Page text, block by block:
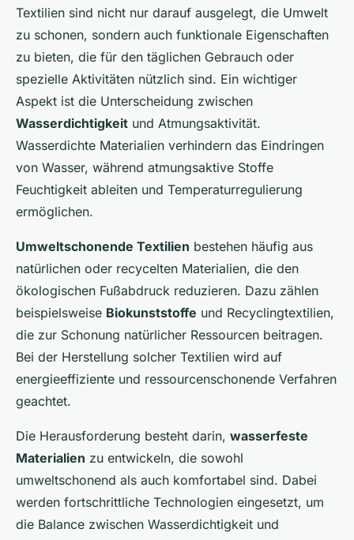
Textilien sind nicht nur darauf ausgelegt, die Umwelt
zu schonen, sondern auch funktionale Eigenschaften
zu bieten, die für den täglichen Gebrauch oder
spezielle Aktivitäten nützlich sind. Ein wichtiger
Aspekt ist die Unterscheidung zwischen
Wasserdichtigkeit und Atmungsaktivität.
Wasserdichte Materialien verhindern das Eindringen
von Wasser, während atmungsaktive Stoffe
Feuchtigkeit ableiten und Temperaturregulierung
ermöglichen.
Umweltschonende Textilien bestehen häufig aus
natürlichen oder recycelten Materialien, die den
ökologischen Fußabdruck reduzieren. Dazu zählen
beispielsweise Biokunststoffe und Recyclingtextilien,
die zur Schonung natürlicher Ressourcen beitragen.
Bei der Herstellung solcher Textilien wird auf
energieeffiziente und ressourcenschonende Verfahren
geachtet.
Die Herausforderung besteht darin, wasserfeste
Materialien zu entwickeln, die sowohl
umweltschonend als auch komfortabel sind. Dabei
werden fortschrittliche Technologien eingesetzt, um
die Balance zwischen Wasserdichtigkeit und